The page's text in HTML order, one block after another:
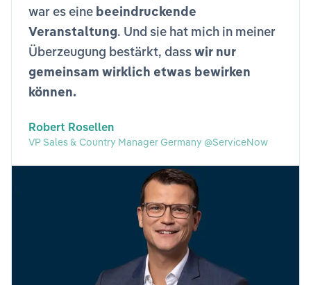
war es eine beeindruckende
Veranstaltung. Und sie hat mich in meiner
Überzeugung bestärkt, dasswir nur
gemeinsam wirklich etwas bewirken
können.
Robert Rosellen
VP Sales & Country Manager Germany @ServiceNow